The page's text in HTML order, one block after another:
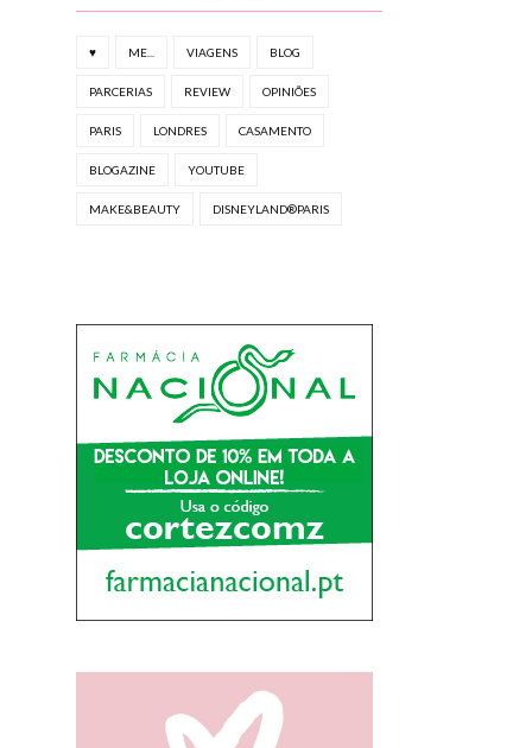
♥ ME... VIAGENS BLOG
PARCERIAS REVIEW OPINIÕES
PARIS LONDRES CASAMENTO
BLOGAZINE YOUTUBE
MAKE&BEAUTY DISNEYLAND®PARIS